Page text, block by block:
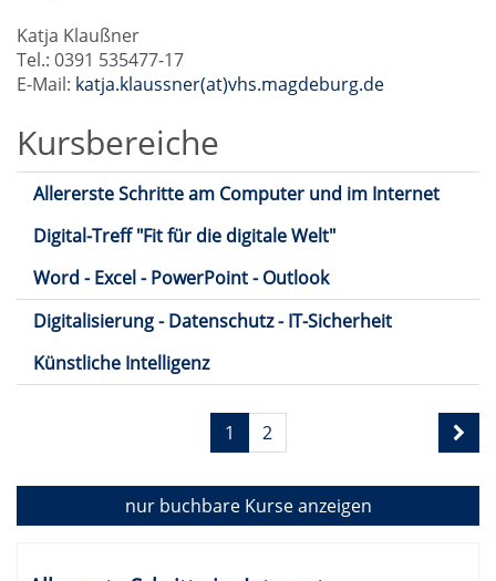
Katja Klaußner
Tel.: 0391 535477-17
E-Mail: katja.klaussner(at)vhs.magdeburg.de
Kursbereiche
Allererste Schritte am Computer und im Internet
Digital-Treff "Fit für die digitale Welt"
Word - Excel - PowerPoint - Outlook
Digitalisierung - Datenschutz - IT-Sicherheit
Künstliche Intelligenz
1 2
nur buchbareKurse anzeigen